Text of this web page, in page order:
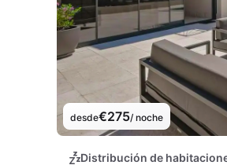
desde€275/ noche
Distribución de